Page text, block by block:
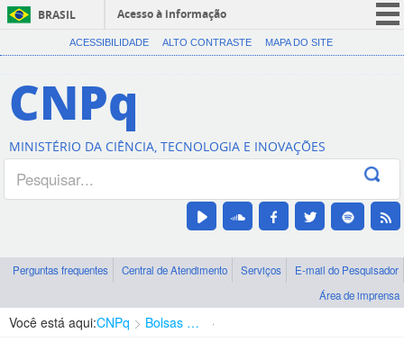
BRASIL
Acesso à informação
CORONAVÍRUS (COVID-19)
Canais
ACESSIBILIDADE ALTO CONTRASTE MAPA DO SITE
CNPq
MINISTÉRIO DA CIÊNCIA, TECNOLOGIA E INOVAÇÕES
Perguntas frequentes Central de Atendimento Serviços
E-mail do Pesquisador
Área de imprensa
Você está aqui:CNPq Bolsas e Auxílios Vigentes